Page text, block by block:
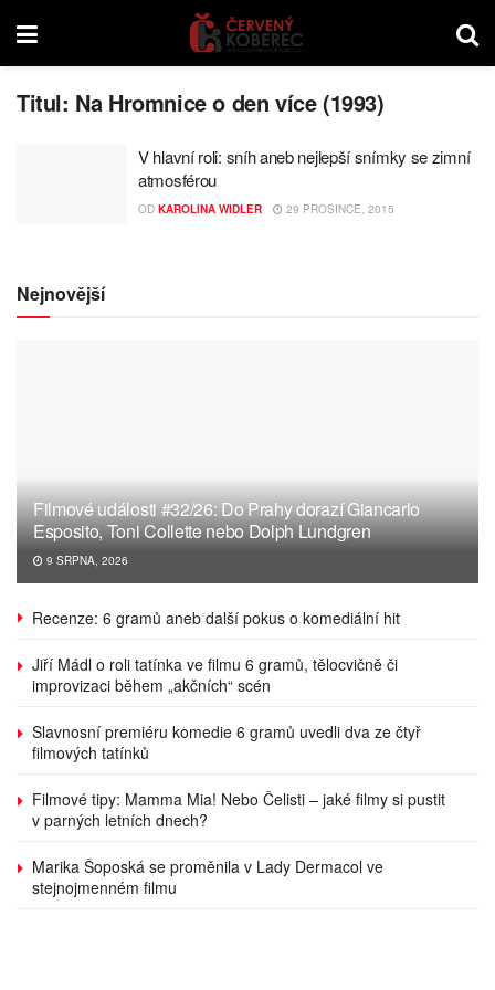
Titul: Na Hromnice o den více (1993)
V hlavní roli: sníh aneb nejlepší snímky se zimní
atmosférou
OD KAROLINA WIDLER 29 PROSINCE, 2015
Nejnovější
Filmové události #32/26: Do Prahy dorazí Giancarlo
Esposito, Toni Collette nebo Dolph Lundgren
9 SRPNA, 2026
Recenze: 6 gramů aneb další pokus o komediální hit
Jiří Mádl o roli tatínka ve filmu 6 gramů, tělocvičně či
improvizaci během „akčních“ scén
Slavnosní premiéru komedie 6 gramů uvedli dva ze čtyř
filmových tatínků
Filmové tipy: Mamma Mia! Nebo Čelisti – jaké filmy si pustit
v parných letních dnech?
Marika Šoposká se proměnila v Lady Dermacol ve
stejnojmenném filmu